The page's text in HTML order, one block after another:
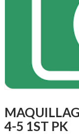
4-5 1ST PK